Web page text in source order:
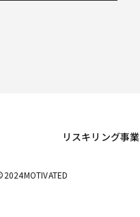
リスキリング事業